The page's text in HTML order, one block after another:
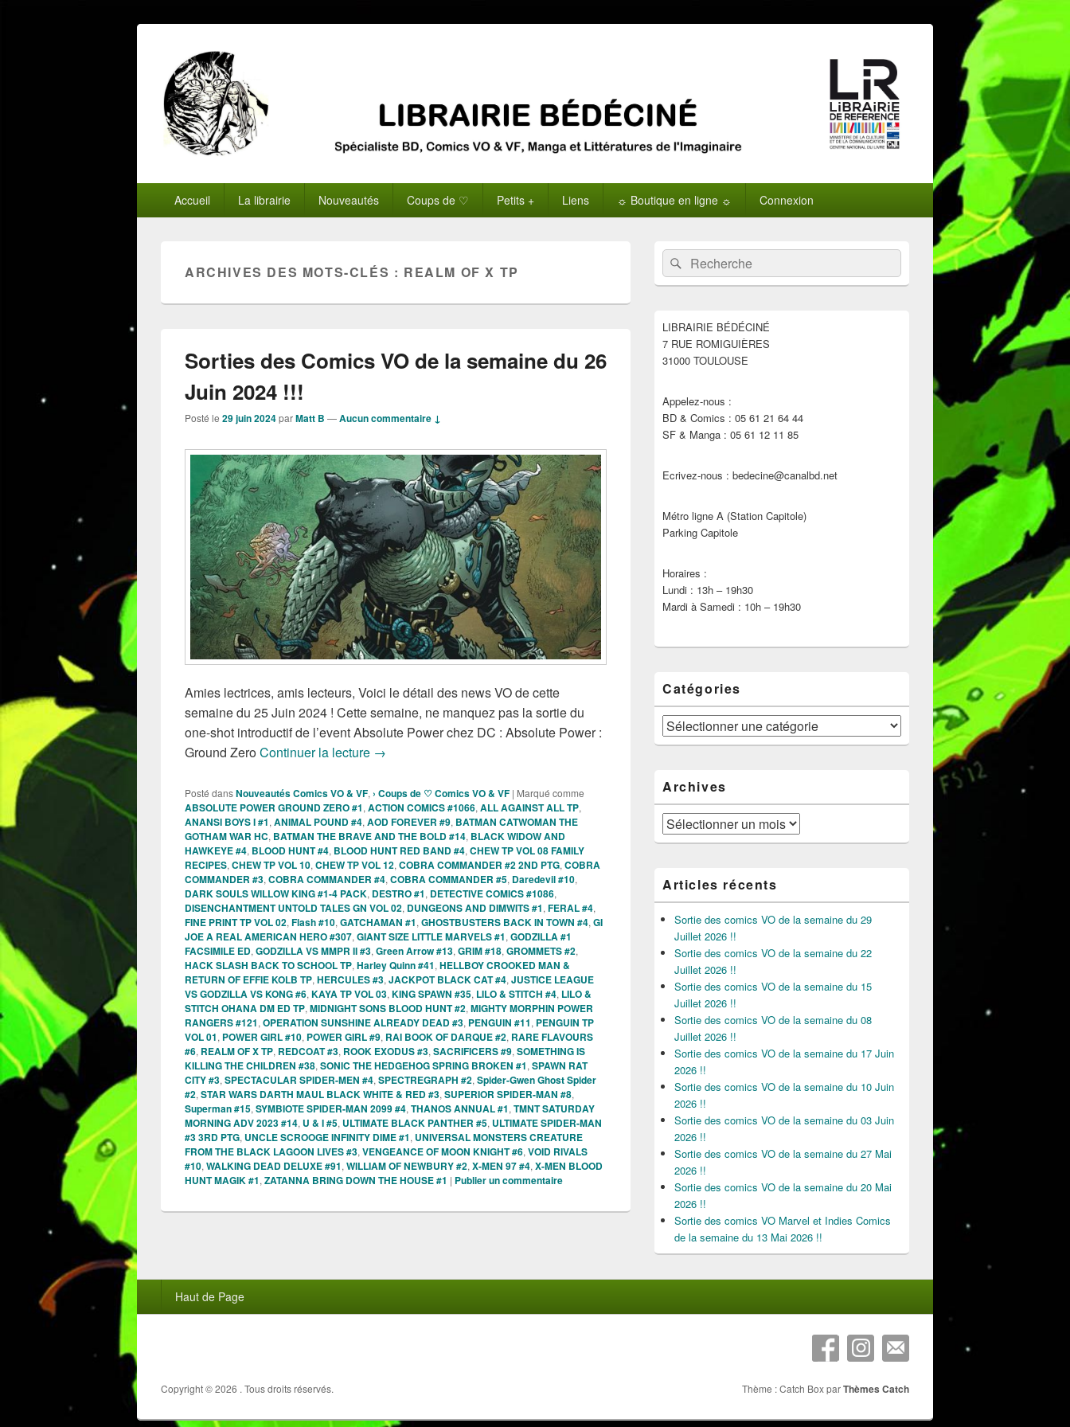
principalAccueil La librairie Nouveautés Coups de ♡ Petits + Liens ☼ Boutique en ligne ☼ Connexion
ARCHIVES DES MOTS-CLÉS : REALM OF X TP
Sorties des Comics VO de la semaine du 26
Juin 2024 !!!
Posté le 29 juin 2024parMatt B —Aucun commentaire ↓
Amies lectrices, amis lecteurs, Voici le détail des news VO de cette
semaine du 25 Juin 2024 ! Cette semaine, ne manquez pas la sortie du
one-shot introductif de l’event Absolute Power chez DC : Absolute Power :
Ground ZeroContinuer la lecture Sorties des Comics VO de la semaine du 26 Juin 2024 !!!
→
Posté dansNouveautés Comics VO & VF, › Coups de ♡ Comics VO & VF | Marqué comme
ABSOLUTE POWER GROUND ZERO #1, ACTION COMICS #1066, ALL AGAINST ALL TP,
ANANSI BOYS I #1, ANIMAL POUND #4, AOD FOREVER #9, BATMAN CATWOMAN THE
GOTHAM WAR HC, BATMAN THE BRAVE AND THE BOLD #14, BLACK WIDOW AND
HAWKEYE #4, BLOOD HUNT #4, BLOOD HUNT RED BAND #4, CHEW TP VOL 08 FAMILY
RECIPES, CHEW TP VOL 10, CHEW TP VOL 12, COBRA COMMANDER #2 2ND PTG, COBRA
COMMANDER #3, COBRA COMMANDER #4, COBRA COMMANDER #5, Daredevil #10,
DARK SOULS WILLOW KING #1-4 PACK, DESTRO #1, DETECTIVE COMICS #1086,
DISENCHANTMENT UNTOLD TALES GN VOL 02, DUNGEONS AND DIMWITS #1, FERAL #4,
FINE PRINT TP VOL 02, Flash #10, GATCHAMAN #1, GHOSTBUSTERS BACK IN TOWN #4, GI
JOE A REAL AMERICAN HERO #307, GIANT SIZE LITTLE MARVELS #1, GODZILLA #1
FACSIMILE ED, GODZILLA VS MMPR II #3, Green Arrow #13, GRIM #18, GROMMETS #2,
HACK SLASH BACK TO SCHOOL TP, Harley Quinn #41, HELLBOY CROOKED MAN &
RETURN OF EFFIE KOLB TP, HERCULES #3, JACKPOT BLACK CAT #4, JUSTICE LEAGUE
VS GODZILLA VS KONG #6, KAYA TP VOL 03, KING SPAWN #35, LILO & STITCH #4, LILO &
STITCH OHANA DM ED TP, MIDNIGHT SONS BLOOD HUNT #2, MIGHTY MORPHIN POWER
RANGERS #121, OPERATION SUNSHINE ALREADY DEAD #3, PENGUIN #11, PENGUIN TP
VOL 01, POWER GIRL #10, POWER GIRL #9, RAI BOOK OF DARQUE #2, RARE FLAVOURS
#6, REALM OF X TP, REDCOAT #3, ROOK EXODUS #3, SACRIFICERS #9, SOMETHING IS
KILLING THE CHILDREN #38, SONIC THE HEDGEHOG SPRING BROKEN #1, SPAWN RAT
CITY #3, SPECTACULAR SPIDER-MEN #4, SPECTREGRAPH #2, Spider-Gwen Ghost Spider
#2, STAR WARS DARTH MAUL BLACK WHITE & RED #3, SUPERIOR SPIDER-MAN #8,
Superman #15, SYMBIOTE SPIDER-MAN 2099 #4, THANOS ANNUAL #1, TMNT SATURDAY
MORNING ADV 2023 #14, U & I #5, ULTIMATE BLACK PANTHER #5, ULTIMATE SPIDER-MAN
#3 3RD PTG, UNCLE SCROOGE INFINITY DIME #1, UNIVERSAL MONSTERS CREATURE
FROM THE BLACK LAGOON LIVES #3, VENGEANCE OF MOON KNIGHT #6, VOID RIVALS
#10, WALKING DEAD DELUXE #91, WILLIAM OF NEWBURY #2, X-MEN 97 #4, X-MEN BLOOD
HUNT MAGIK #1, ZATANNA BRING DOWN THE HOUSE #1 | Publier un commentaire
Zone
principale
de
widget
barre
latérale
Recherche :Rechercher
LIBRAIRIE BÉDÉCINÉ
7 RUE ROMIGUIÈRES
31000 TOULOUSE
Appelez-nous :
BD & Comics : 05 61 21 64 44
SF & Manga : 05 61 12 11 85
Ecrivez-nous : bedecine@canalbd.net
Métro ligne A (Station Capitole)
Parking Capitole
Horaires :
Lundi : 13h – 19h30
Mardi à Samedi : 10h – 19h30
Catégories
Catégories
Archives
Archives
Articles récents
Sortie des comics VO de la semaine du 29
Juillet 2026 !!
Sortie des comics VO de la semaine du 22
Juillet 2026 !!
Sortie des comics VO de la semaine du 15
Juillet 2026 !!
Sortie des comics VO de la semaine du 08
Juillet 2026 !!
Sortie des comics VO de la semaine du 17 Juin
2026 !!
Sortie des comics VO de la semaine du 10 Juin
2026 !!
Sortie des comics VO de la semaine du 03 Juin
2026 !!
Sortie des comics VO de la semaine du 27 Mai
2026 !!
Sortie des comics VO de la semaine du 20 Mai
2026 !!
Sortie des comics VO Marvel et Indies Comics
de la semaine du 13 Mai 2026 !!
page
Haut de Page
Copyright © 2026 . Tous droits réservés. Thème : Catch Box parThèmes Catch